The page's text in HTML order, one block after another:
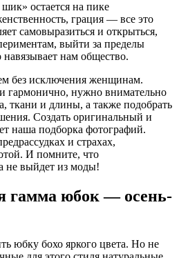
остается на пике
грация — все это
самовыразиться и открыться,
выйти за пределы
нам общество.
без исключения женщинам.
гармонично, нужно внимательно
ткани и длины, а также подобрать
Создать оригинальный и
наша подборка фотографий.
и страхах,
И помните, что
не выйдет из моды!
гамма юбок — осень-
юбку бохо яркого цвета. Но не